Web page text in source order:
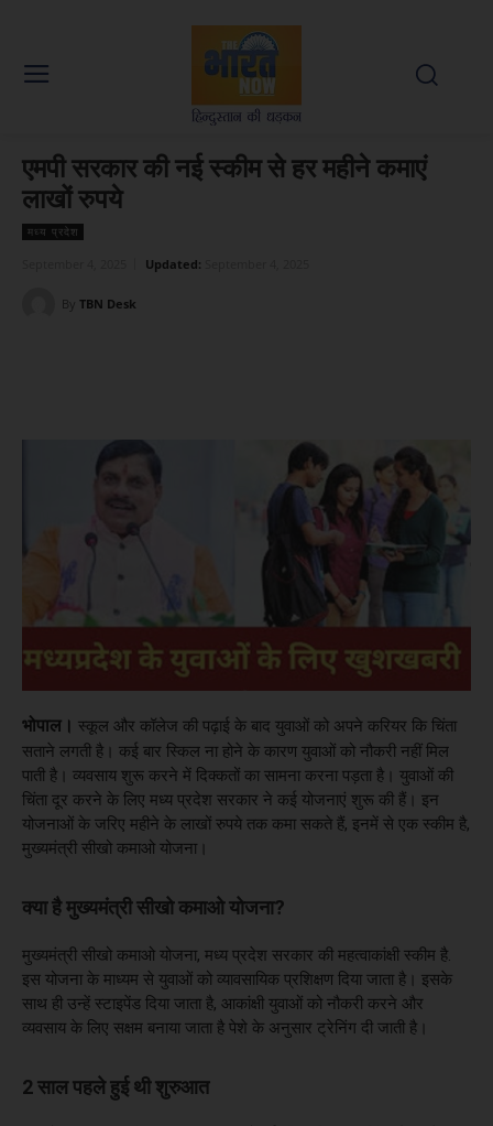
एमपी सरकार की नई स्कीम से हर महीने कमाएं
लाखों रुपये
मध्य प्रदेश
Updated:
By TBN Desk
भोपाल। स्कूल और कॉलेज की पढ़ाई के बाद युवाओं को अपने करियर कि चिंता
सताने लगती है। कई बार स्किल ना होने के कारण युवाओं को नौकरी नहीं मिल
पाती है। व्यवसाय शुरू करने में दिक्कतों का सामना करना पड़ता है। युवाओं की
चिंता दूर करने के लिए मध्य प्रदेश सरकार ने कई योजनाएं शुरू की हैं। इन
योजनाओं के जरिए महीने के लाखों रुपये तक कमा सकते हैं, इनमें से एक स्कीम है,
मुख्यमंत्री सीखो कमाओ योजना।
क्या है मुख्यमंत्री सीखो कमाओ योजना?
मुख्यमंत्री सीखो कमाओ योजना, मध्य प्रदेश सरकार की महत्वाकांक्षी स्कीम है.
इस योजना के माध्यम से युवाओं को व्यावसायिक प्रशिक्षण दिया जाता है। इसके
साथ ही उन्हें स्टाइपेंड दिया जाता है, आकांक्षी युवाओं को नौकरी करने और
व्यवसाय के लिए सक्षम बनाया जाता है पेशे के अनुसार ट्रेनिंग दी जाती है।
2 साल पहले हुई थी शुरुआत